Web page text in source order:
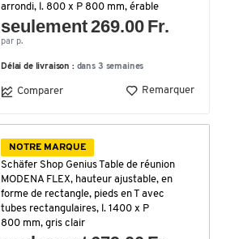
arrondi, l. 800 x P 800 mm, érable
seulement 269.00 Fr.
par p.
Délai de livraison : dans 3 semaines
Comparer Remarquer
NOTRE MARQUE
Schäfer Shop Genius Table de réunion
MODENA FLEX, hauteur ajustable, en
forme de rectangle, pieds en T avec
tubes rectangulaires, l. 1400 x P
800 mm, gris clair